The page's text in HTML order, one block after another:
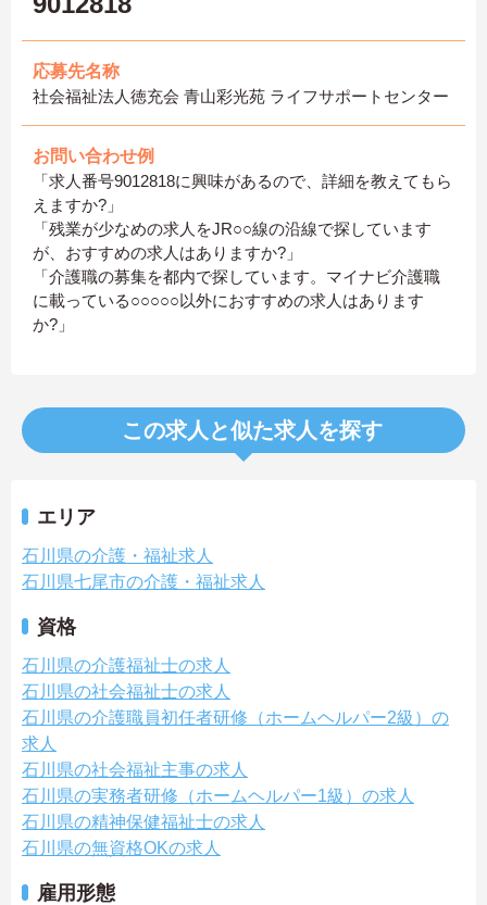
応募先名称
社会福祉法人徳充会 青山彩光苑 ライフサポートセンター
お問い合わせ例
「求人番号9012818に興味があるので、詳細を教えてもら
えますか?」
「残業が少なめの求人をJR○○線の沿線で探しています
が、おすすめの求人はありますか?」
「介護職の募集を都内で探しています。マイナビ介護職
に載っている○○○○○以外におすすめの求人はあります
か?」
この求人と似た求人を探す
エリア
石川県の介護・福祉求人
石川県七尾市の介護・福祉求人
資格
石川県の介護福祉士の求人
石川県の社会福祉士の求人
石川県の介護職員初任者研修（ホームヘルパー2級）の
求人
石川県の社会福祉主事の求人
石川県の実務者研修（ホームヘルパー1級）の求人
石川県の精神保健福祉士の求人
石川県の無資格OKの求人
雇用形態